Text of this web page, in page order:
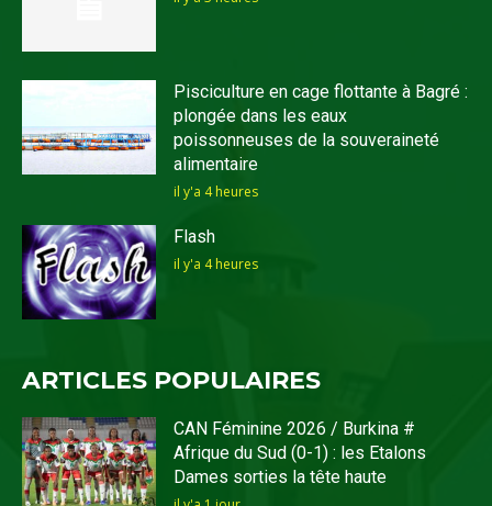
Pisciculture en cage flottante à Bagré :
plongée dans les eaux
poissonneuses de la souveraineté
alimentaire
il y'a 4 heures
Flash
il y'a 4 heures
ARTICLES POPULAIRES
CAN Féminine 2026 / Burkina #
Afrique du Sud (0-1) : les Etalons
Dames sorties la tête haute